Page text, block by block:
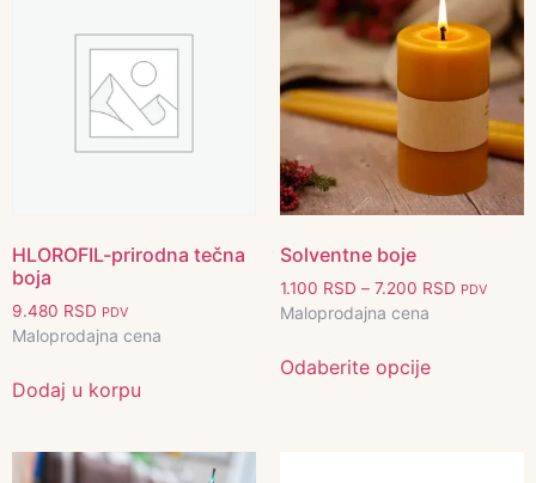
HLOROFIL-prirodna tečna
boja
9.480 RSD PDV
Maloprodajna cena
Dodaj u korpu
Solventne boje
1.100 RSD – 7.200 RSD PDV
Maloprodajna cena
Odaberite opcije